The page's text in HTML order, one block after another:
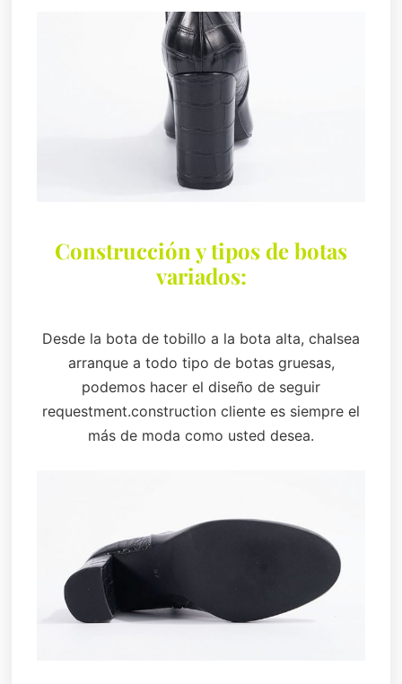
Construcción y tipos de botas
variados:
Desde la bota de tobillo a la bota alta, chalsea
arranque a todo tipo de botas gruesas,
podemos hacer el diseño de seguir
requestment.construction cliente es siempre el
más de moda como usted desea.